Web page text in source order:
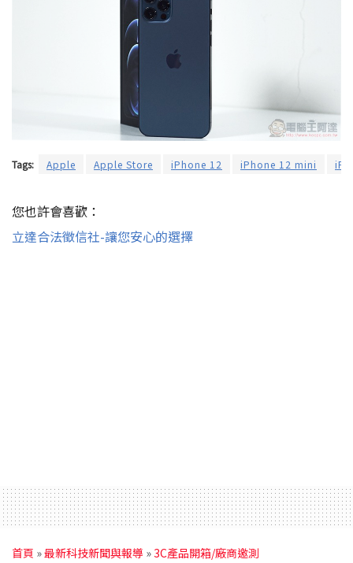
Tags: Apple Apple Store iPhone 12 iPhone 12 mini
您也許會喜歡：
立達合法徵信社-讓您安心的選擇
首頁 »最新科技新聞與報導 »3C產品開箱/廠商邀測